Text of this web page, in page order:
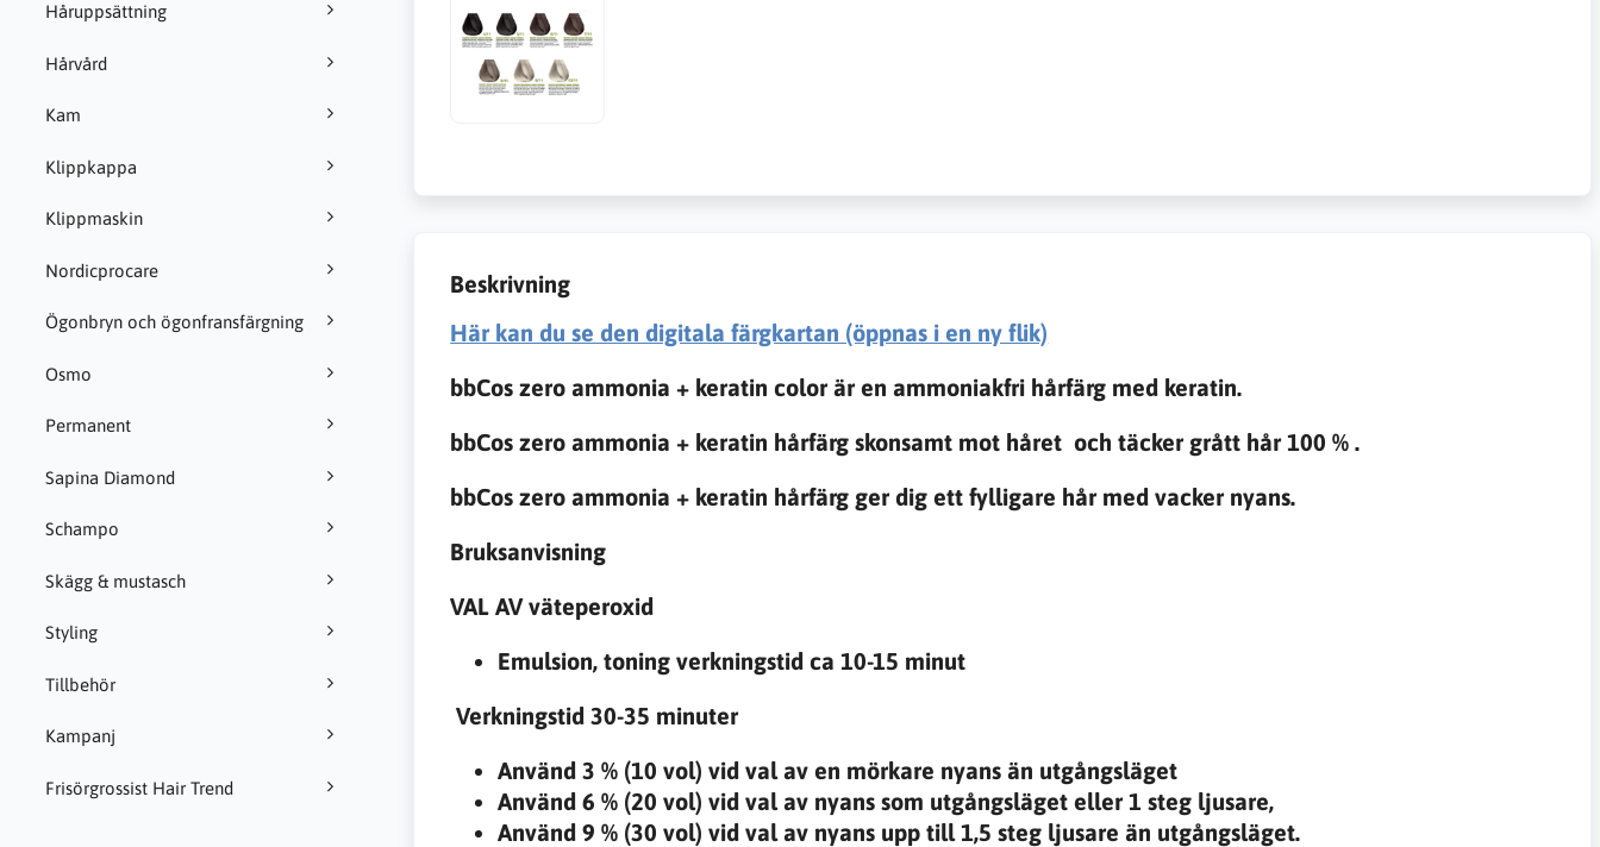
Håruppsättning
Hårvård
Kam
Klippkappa
Klippmaskin
Nordicprocare
Ögonbryn och ögonfransfärgning
Osmo
Permanent
Sapina Diamond
Schampo
Skägg & mustasch
Styling
Tillbehör
Kampanj
Frisörgrossist Hair Trend
Beskrivning
Här kan du se den digitala färgkartan (öppnas i en ny flik)
bbCos zero ammonia + keratin color är en ammoniakfri hårfärg med keratin.
bbCos zero ammonia + keratin hårfärg skonsamt mot håret och täcker grått hår 100 % .
bbCos zero ammonia + keratin hårfärg ger dig ett fylligare hår med vacker nyans.
Bruksanvisning
VAL AV väteperoxid
Emulsion, toning verkningstid ca 10-15 minut
Verkningstid 30-35 minuter
Använd 3 % (10 vol) vid val av en mörkare nyans än utgångsläget
Använd 6 % (20 vol) vid val av nyans som utgångsläget eller1 steg ljusare,
Använd 9 % (30 vol) vid val av nyans upp till1,5 steg ljusare än utgångsläget.